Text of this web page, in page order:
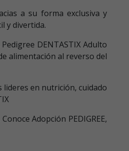
a su forma exclusiva y
y divertida.
DENTASTIX Adulto
alimentación al reverso del
lideres en nutrición, cuidado
Adopción PEDIGREE,